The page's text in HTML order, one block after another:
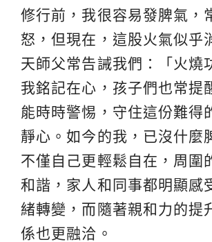
修行前，我很容易發脾氣，
怒，但現在，這股火氣似乎
天師父常告誡我們：「火燒
我銘記在心，孩子們也常提
能時時警惕，守住這份難得
靜心。如今的我，已沒什麼
不僅自己更輕鬆自在，周圍
和諧，家人和同事都明顯感
緒轉變，而隨著親和力的提
係也更融洽。